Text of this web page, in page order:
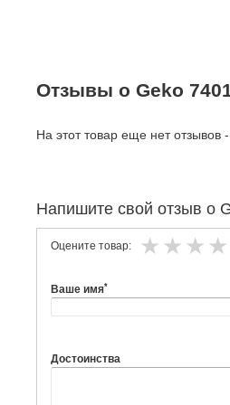
Отзывы о Geko
На этот товар еще нет отзывов
Напишите свой отзыв о
Оцените товар:
Ваше имя*
Достоинства